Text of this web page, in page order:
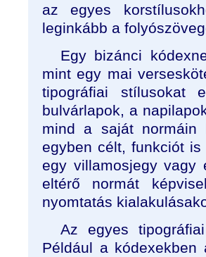
az egyes
leginkább a
Egy bizánci
mint egy mai
tipográfiai stílusokat
bulvárlapok, a
mind a saját normáin
egyben célt, funkciót
egy villamosjegy vagy
eltérő normát
nyomtatás
Az egyes
Például a kódexekben